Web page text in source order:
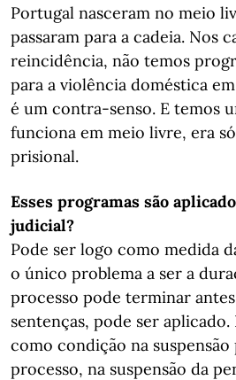
Portugal nasceram no meio
passaram para a cadeia. Nos
reincidência, não temos
para a violência doméstica
é um contra-senso. E temos
funciona em meio livre, era
prisional.
Esses programas são
judicial?
Pode ser logo como medida
o único problema a ser a
processo pode terminar
sentenças, pode ser aplicado.
como condição na
processo, na suspensão da